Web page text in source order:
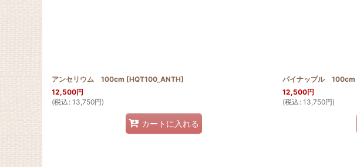
アンセリウム 100cm [HQT100_ANTH]
12,500円
(税込 : 13,750円)
カートに入れる
パイナップル 100cm
12,500円
(税込 : 13,750円)